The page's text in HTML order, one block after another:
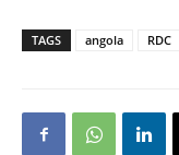
TAGS angola RDC